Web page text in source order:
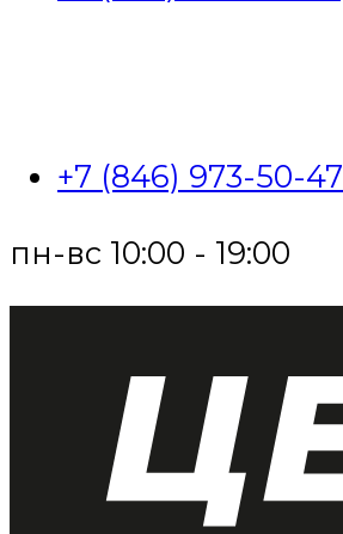
+7 (846) 973-50-47
пн-вс 10:00 - 19:00